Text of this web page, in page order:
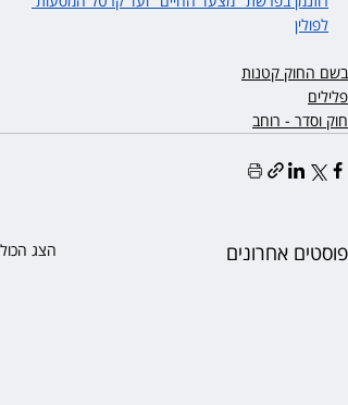
לפולין
בשם החוק קטנות
פלילים
חוק וסדר - רוחב
פוסטים אחרונים הצג הכול